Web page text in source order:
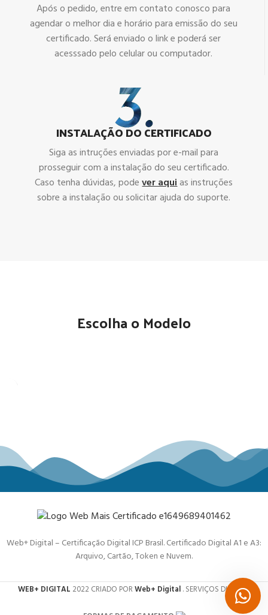
Após o pedido, entre em contato conosco para
agendar o melhor dia e horário para emissão do seu
certificado. Será enviado o link e poderá ser
acesssado pelo celular ou computador.
INSTALAÇÃO DO CERTIFICADO
Siga as intruções enviadas por e-mail para
prosseguir com a instalação do seu certificado.
Caso tenha dúvidas, podever aquias instruções
sobre a instalação ou solicitar ajuda do suporte.
Escolha o Modelo
Web+ Digital – Certificação Digital ICP Brasil. Certificado Digital A1 e A3:
Arquivo, Cartão, Token e Nuvem.
WEB+ DIGITAL 2022 CRIADO PORWeb+ Digital. SERVIÇOS DIGITAIS.